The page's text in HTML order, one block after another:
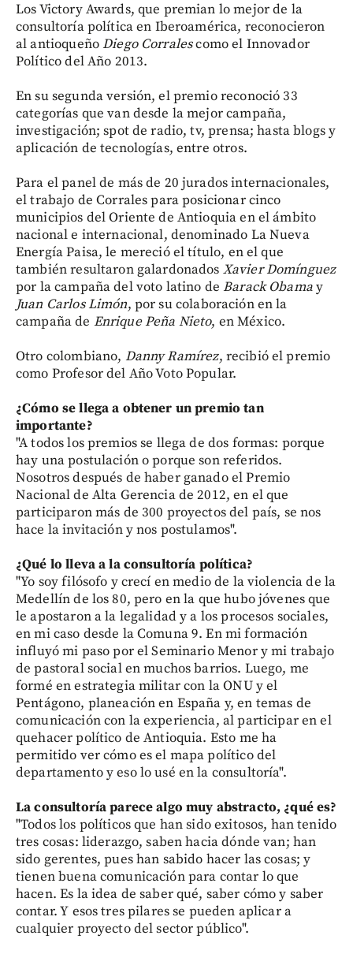
Los Victory Awards, que premian lo mejor de la
consultoría política en Iberoamérica, reconocieron
al antioqueñoDiego Corralescomo el Innovador
Político del Año 2013.
En su segunda versión, el premio reconoció 33
categorías que van desde la mejor campaña,
investigación; spot de radio, tv, prensa; hasta blogs y
aplicación de tecnologías, entre otros.
Para el panel de más de 20 jurados internacionales,
el trabajo de Corrales para posicionar cinco
municipios del Oriente de Antioquia en el ámbito
nacional e internacional, denominado La Nueva
Energía Paisa, le mereció el título, en el que
también resultaron galardonados Xavier Domínguez
por la campaña del voto latino deBarack Obamay
Juan Carlos Limón, por su colaboración en la
campaña de Enrique Peña Nieto, en México.
Otro colombiano, Danny Ramírez, recibió el premio
como Profesor del Año Voto Popular.
¿Cómo se llega a obtener un premio tan
importante?
"A todos los premios se llega de dos formas: porque
hay una postulación o porque son referidos.
Nosotros después de haber ganado el Premio
Nacional de Alta Gerencia de 2012, en el que
participaron más de 300 proyectos del país, se nos
hace la invitación y nos postulamos".
¿Qué lo lleva a la consultoría política?
"Yo soy filósofo y crecí en medio de la violencia de la
Medellín de los 80, pero en la que hubo jóvenes que
le apostaron a la legalidad y a los procesos sociales,
en mi caso desde la Comuna 9. En mi formación
influyó mi paso por el Seminario Menor y mi trabajo
de pastoral social en muchos barrios. Luego, me
formé en estrategia militar con la ONU y el
Pentágono, planeación en España y, en temas de
comunicación con la experiencia, al participar en el
quehacer político de Antioquia. Esto me ha
permitido ver cómo es el mapa político del
departamento y eso lo usé en la consultoría".
La consultoría parece algo muy abstracto, ¿qué es?
"Todos los políticos que han sido exitosos, han tenido
tres cosas: liderazgo, saben hacia dónde van; han
sido gerentes, pues han sabido hacer las cosas; y
tienen buena comunicación para contar lo que
hacen. Es la idea de saber qué, saber cómo y saber
contar. Y esos tres pilares se pueden aplicar a
cualquier proyecto del sector público".